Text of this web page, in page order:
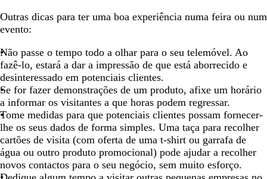
Outras dicas para ter uma boa experiência numa feira ou num
evento:
Não passe o tempo todo a olhar para o seu telemóvel. Ao
fazê-lo, estará a dar a impressão de que está aborrecido e
desinteressado em potenciais clientes.
Se for fazer demonstrações de um produto, afixe um horário
a informar os visitantes a que horas podem regressar.
Tome medidas para que potenciais clientes possam fornecer-
lhe os seus dados de forma simples. Uma taça para recolher
cartões de visita (com oferta de uma t-shirt ou garrafa de
água ou outro produto promocional) pode ajudar a recolher
novos contactos para o seu negócio, sem muito esforço.